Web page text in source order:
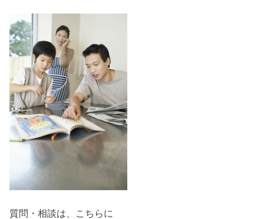
質問・相談は、こちらに